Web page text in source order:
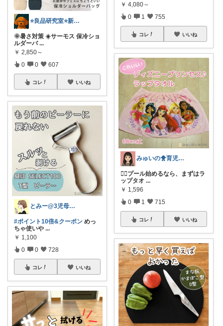
⭐良品研究室⭐新潟県民のオススメ🍙お米
🌞暑さ対策 ☀️サーモス 保冷ショ
ルダーバ ...
￥ 2,850～
0 0 607
コレ いいね
とみー@3児母の部屋⭐️
#ポイント10倍&クーポン めっ
ちゃ使いや ...
￥ 1,100
0 0 728
コレ いいね
￥ 4,080～
0 1 755
コレ いいね
みゅいの🐥育児×時短×コスパ☀️朝コレ
🧜‍♀️プール始めるなら、まずはラ
ップタオ ...
￥ 1,596
0 1 715
コレ いいね